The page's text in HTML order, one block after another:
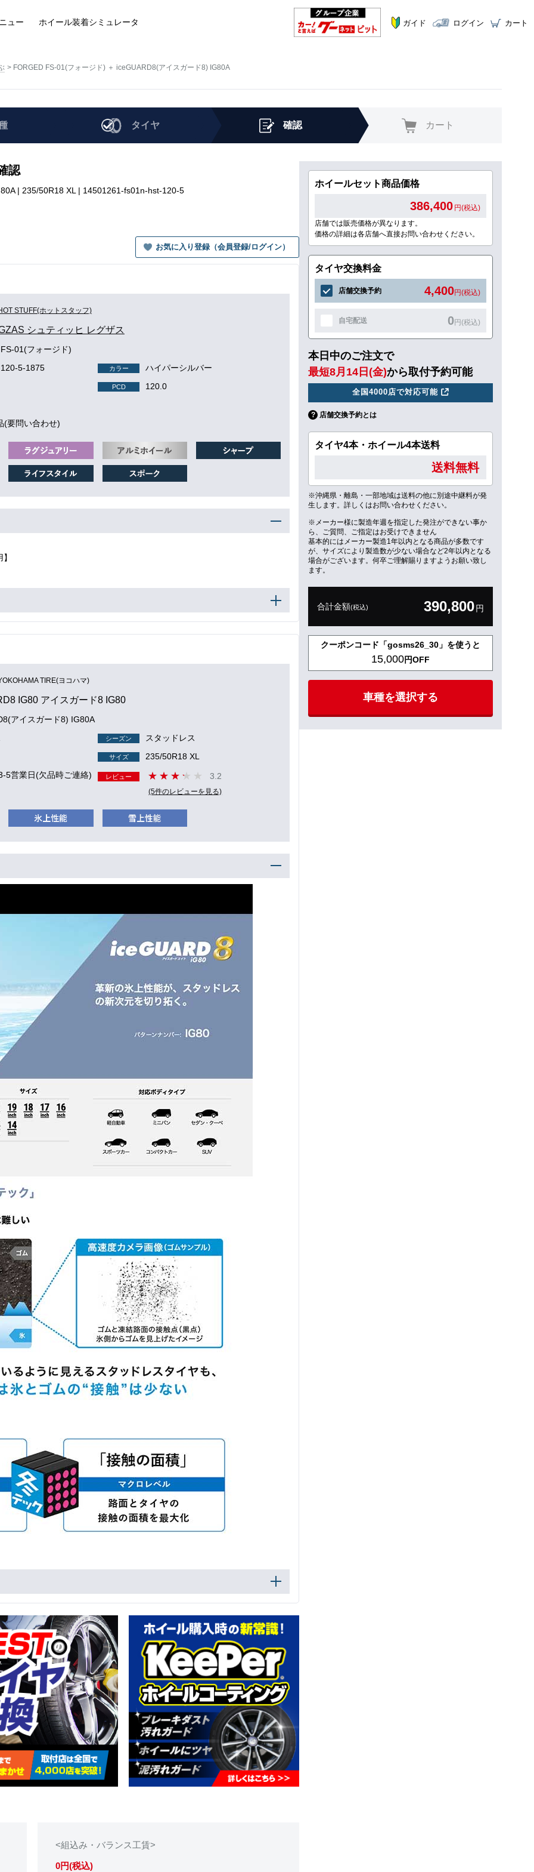
ュー ホイール装着シミュレータ ガイド ログイン カート
FORGED FS-01(フォージド) ＋ iceGUARD8(アイスガード8) IG80A
タイヤ 確認 カート
認
| 235/50R18 XL | 14501261-fs01n-hst-120-5
お気に入り登録（会員登録/ログイン）
STUFF(ホットスタッフ)
シュティッヒ レグザス
01(フォージド)
5-1875
カラー ハイパーシルバー
PCD 120.0
(要問い合わせ)
TIRE(ヨコハマ)
IG80 アイスガード8 IG80
アイスガード8) IG80A
シーズン スタッドレス
サイズ
235/50R18 XL
5営業日(欠品時ご連絡)
レビュー 3.2
(5件のレビューを見る)
<組込み・バランス工賃>
0円(税込)
ホイールセット商品価格
386,400 円(税込)
店舗では販売価格が異なります。
価格の詳細は各店舗へ直接お問い合わせください。
タイヤ交換料金
店舗交換予約 4,400円(税込)
自宅配送 0円(税込)
本日中のご注文で
最短8月14日(金)から取付予約可能
全国4000店で対応可能
店舗交換予約とは
タイヤ4本・ホイール4本送料
送料無料
※沖縄県・離島・一部地域は送料の他に別途中継料が発
生します。詳しくはお問い合わせください。
※メーカー様に製造年週を指定した発注ができない事か
ら、ご質問、ご指定はお受けできません
基本的にはメーカー製造1年以内となる商品が多数です
が、サイズにより製造数が少ない場合など2年以内となる
場合がございます。何卒ご理解賜りますようお願い致し
ます。
合計金額(税込) 390,800円
クーポンコード「gosms26_30」を使うと
15,000円OFF
車種を選択する